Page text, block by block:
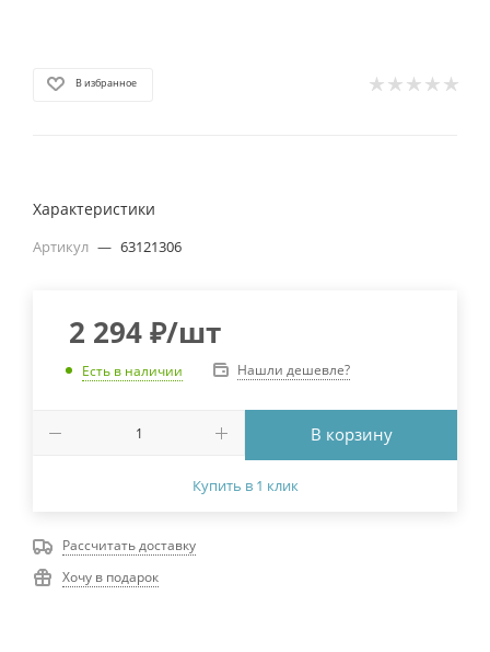
В избранное
Характеристики
Артикул — 63121306
2 294₽/шт
Есть в наличии Нашли дешевле?
В корзину
Купить в 1 клик
Рассчитать доставку
Хочу в подарок